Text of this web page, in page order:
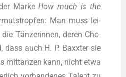
Mar­keHow much is the
Man muss lei­
Tän­ze­rin­nen, deren Cho­
dass auch H. P. Baxx­ter sie
mit­tan­zen kann, nicht etwa